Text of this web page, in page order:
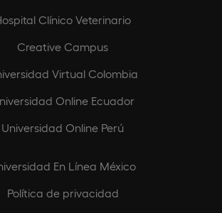
Clínico Veterinario
Creative Campus
Virtual Colombia
Online Ecuador
Universidad Online Perú
En Línea México
Política de privacidad